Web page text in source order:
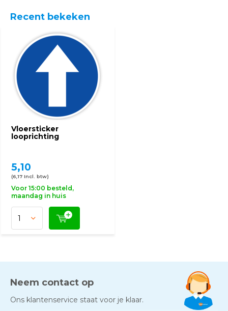
Recent bekeken
Vloersticker
looprichting
5,10
(6,17 Incl. btw)
Voor 15:00 besteld,
maandag in huis
Neem contact op
Ons klantenservice staat voor je klaar.